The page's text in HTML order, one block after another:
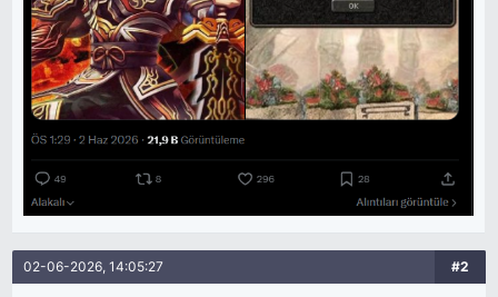
02-06-2026, 14:05:27 #2